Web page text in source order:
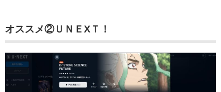
オススメ②ＵＮＥXＴ！